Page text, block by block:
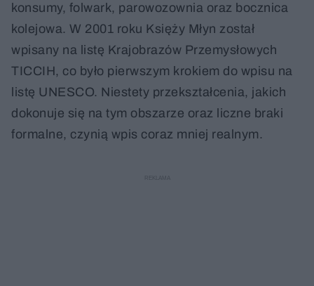
konsumy, folwark, parowozownia oraz bocznica
kolejowa. W 2001 roku Księży Młyn został
wpisany na listę Krajobrazów Przemysłowych
TICCIH, co było pierwszym krokiem do wpisu na
listę UNESCO. Niestety przekształcenia, jakich
dokonuje się na tym obszarze oraz liczne braki
formalne, czynią wpis coraz mniej realnym.